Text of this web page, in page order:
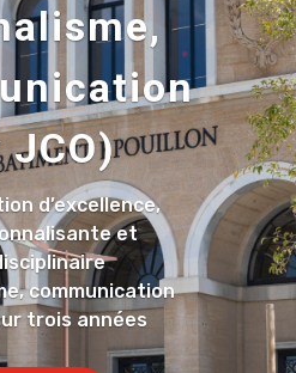
JCO)
d’excellence,
et
communication
trois années